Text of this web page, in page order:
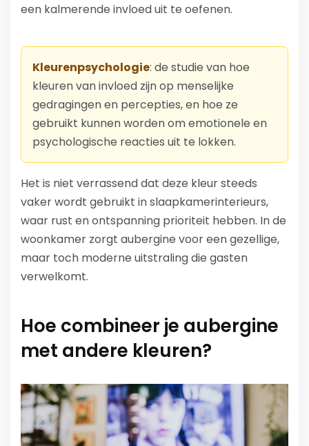
een kalmerende invloed uit te oefenen.
Kleurenpsychologie: de studie van hoe
kleuren van invloed zijn op menselijke
gedragingen en percepties, en hoe ze
gebruikt kunnen worden om emotionele en
psychologische reacties uit te lokken.
Het is niet verrassend dat deze kleur steeds
vaker wordt gebruikt in slaapkamerinterieurs,
waar rust en ontspanning prioriteit hebben. In de
woonkamer zorgt aubergine voor een gezellige,
maar toch moderne uitstraling die gasten
verwelkomt.
Hoe combineer je aubergine
met andere kleuren?